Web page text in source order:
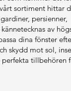
sortiment hittar
persienner,
av
dina fönster
skydd mot sol,
tillbehören